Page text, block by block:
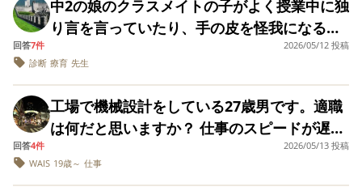
と思います。 リハについては、内容はともかく時間あた
りの計算になるかと思います。 自費ならかなり高額にな
り得るかも。
中2の娘のクラスメイトの子がよく授業中に独
り言を言っていたり、手の皮を怪我になるほ
ど齧っていたり、何かに泣いていたりしてい
ます。 中1の頃は、好きな男の子の話をした
間にはいったような雰囲気でしたが、なかな
か周りが受け入れる事が出来ず浮いた存在だ
ったようです。 最近ではそのような話も聞か
なくなり、初めに書いたような事が多いそう
回答7件
2026/05/12 投稿
診断 療育 先生
工場で機械設計をしている27歳男です。適職
は何だと思いますか？ 仕事のスピードが遅
く、5年経っても改善しないため 転職のヒン
トを得ようとWAIS-IVを受験しました。 処理
回答4件
2026/05/13 投稿
WAIS 19歳～ 仕事